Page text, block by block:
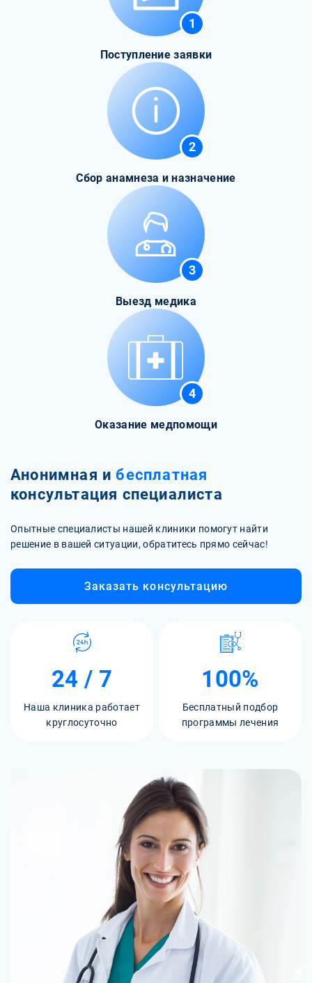
1
Поступление заявки
2
Сбор анамнеза и назначение
3
Выезд медика
4
Оказание медпомощи
Анонимная и бесплатная
консультация специалиста
Опытные специалисты нашей клиники помогут найти
решение в вашей ситуации, обратитесь прямо сейчас!
Заказать консультацию
24 / 7
Наша клиника работает
круглосуточно
100%
Бесплатный подбор
программы лечения